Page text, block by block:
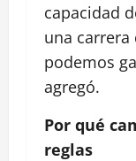
capacidad
una carrera
podemos
agregó.
Por qué
reglas